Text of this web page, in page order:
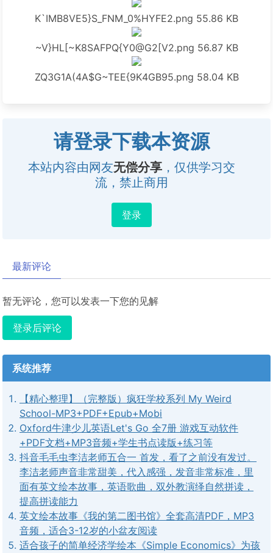
K`IMB8VE5}S_FNM_0%HYFE2.png 55.86 KB
~V}HL[~K8SAFPQ{Y0@G2[V2.png 56.87 KB
ZQ3G1A(4A$G~TEE{9K4GB95.png 58.04 KB
请登录下载本资源
本站内容由网友无偿分享 ，仅供学习交
流，禁止商用
登录
最新评论
暂无评论，您可以发表一下您的见解
登录后评论
系统推荐
【精心整理】（完整版）疯狂学校系列 My Weird
School-MP3+PDF+Epub+Mobi
Oxford牛津少儿英语Let's Go 全7册 游戏互动软件
+PDF文档+MP3音频+学生书点读版+练习等
抖音毛毛虫李洁老师五合一 首发，看了之前没有发过。
李洁老师声音非常甜美，代入感强，发音非常标准，里
面有英文绘本故事，英语歌曲，双外教演绎自然拼读，
提高拼读能力
英文绘本故事《我的第二图书馆》全套高清PDF，MP3
音频，适合3-12岁的小盆友阅读
适合孩子的简单经济学绘本《Simple Economics》为孩